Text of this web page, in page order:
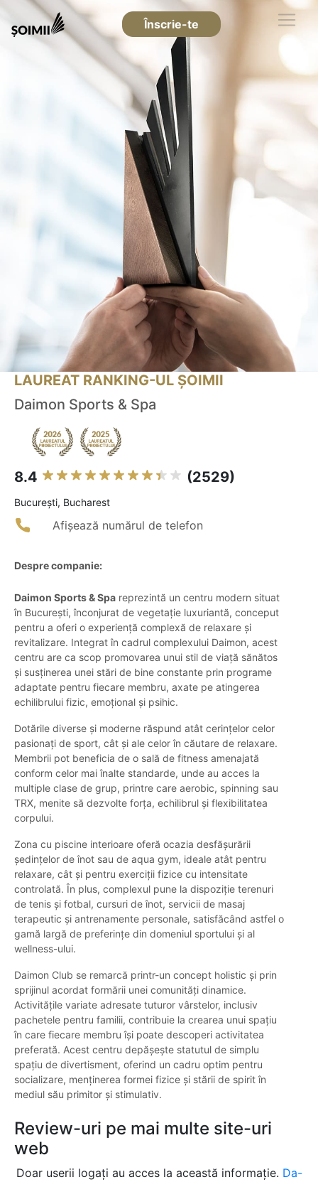
Înscrie-te
LAUREAT RANKING-UL ȘOIMII
Daimon Sports & Spa
8.4 (2529)
Bucureşti, Bucharest
Afișează numărul de telefon
Despre companie:
Daimon Sports & Spa reprezintă un centru modern situat
în București, înconjurat de vegetație luxuriantă, conceput
pentru a oferi o experiență complexă de relaxare și
revitalizare. Integrat în cadrul complexului Daimon, acest
centru are ca scop promovarea unui stil de viață sănătos
și susținerea unei stări de bine constante prin programe
adaptate pentru fiecare membru, axate pe atingerea
echilibrului fizic, emoțional și psihic.
Dotările diverse și moderne răspund atât cerințelor celor
pasionați de sport, cât și ale celor în căutare de relaxare.
Membrii pot beneficia de o sală de fitness amenajată
conform celor mai înalte standarde, unde au acces la
multiple clase de grup, printre care aerobic, spinning sau
TRX, menite să dezvolte forța, echilibrul și flexibilitatea
corpului.
Zona cu piscine interioare oferă ocazia desfășurării
ședințelor de înot sau de aqua gym, ideale atât pentru
relaxare, cât și pentru exerciții fizice cu intensitate
controlată. În plus, complexul pune la dispoziție terenuri
de tenis și fotbal, cursuri de înot, servicii de masaj
terapeutic și antrenamente personale, satisfăcând astfel o
gamă largă de preferințe din domeniul sportului și al
wellness-ului.
Daimon Club se remarcă printr-un concept holistic și prin
sprijinul acordat formării unei comunități dinamice.
Activitățile variate adresate tuturor vârstelor, inclusiv
pachetele pentru familii, contribuie la crearea unui spațiu
în care fiecare membru își poate descoperi activitatea
preferată. Acest centru depășește statutul de simplu
spațiu de divertisment, oferind un cadru optim pentru
socializare, menținerea formei fizice și stării de spirit în
mediul său primitor și stimulativ.
Review-uri pe mai multe site-uri
web
Doar userii logați au acces la această informație. Da-